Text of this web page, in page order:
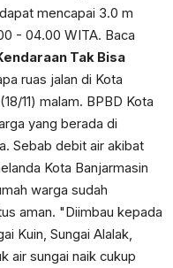
mencapai 3.0 m
- 04.00 WITA. Baca
Tak Bisa
ruas jalan di Kota
11) malam. BPBD Kota
yang berada di
Sebab debit air akibat
Kota Banjarmasin
warga sudah
aman. "Diimbau kepada
Kuin, Sungai Alalak,
air sungai naik cukup